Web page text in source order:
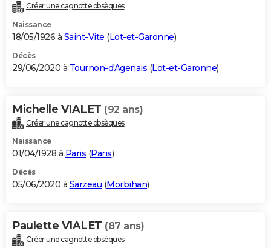
Créer une cagnotte obsèques
Naissance
18/05/1926 à Saint-Vite (Lot-et-Garonne)
Décès
29/06/2020 à Tournon-d'Agenais (Lot-et-Garonne)
Michelle VIALET (92 ans)
Créer une cagnotte obsèques
Naissance
01/04/1928 à Paris (Paris)
Décès
05/06/2020 à Sarzeau (Morbihan)
Paulette VIALET (87 ans)
Créer une cagnotte obsèques